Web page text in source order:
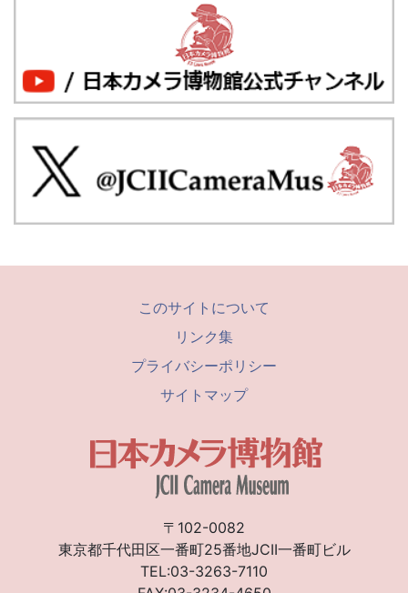
このサイトについて
リンク集
プライバシーポリシー
サイトマップ
〒102-0082
東京都千代田区一番町25番地JCII一番町ビル
TEL:03-3263-7110